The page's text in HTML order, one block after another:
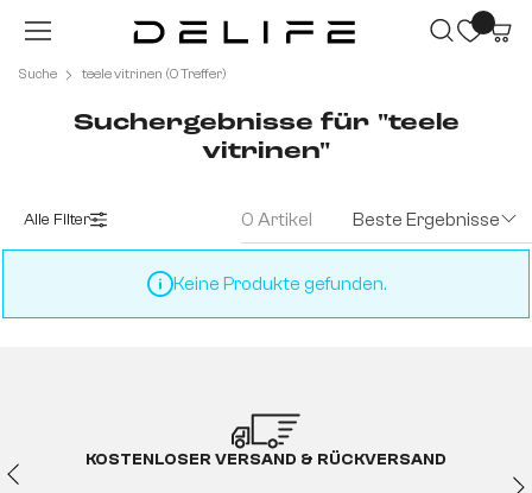
Zum Hauptinhalt springen
Suche teele vitrinen (0 Treffer)
Suchergebnisse für "teele
vitrinen"
Alle Filter 0 Artikel Beste Ergebnisse
Keine Produkte gefunden.
KOSTENLOSER VERSAND & RÜCKVERSAND